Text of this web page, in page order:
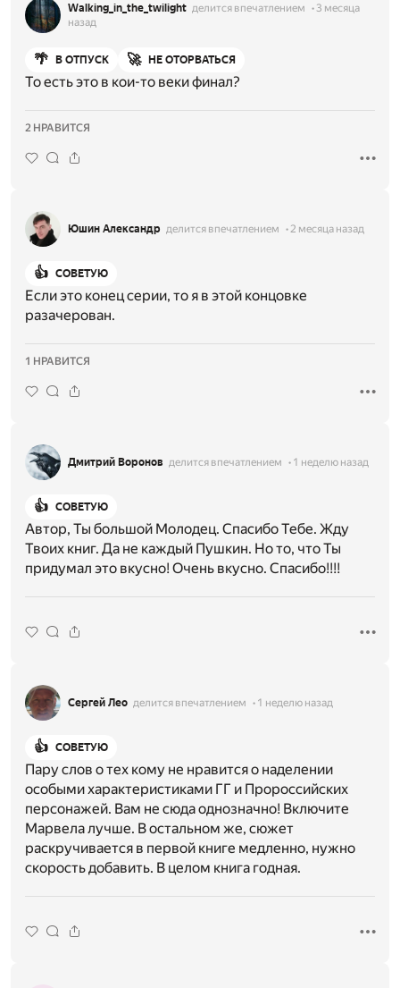
Walking_in_the_twilight делится впечатлением
3 месяца
назад
🌴 В ОТПУСК 🚀 НЕ ОТОРВАТЬСЯ
То есть это в кои-то веки финал?
2 НРАВИТСЯ
Юшин Александр делится впечатлением 2 месяца назад
👍 СОВЕТУЮ
Если это конец серии, то я в этой концовке
разачерован.
1 НРАВИТСЯ
Дмитрий Воронов делится впечатлением 1 неделю назад
👍 СОВЕТУЮ
Автор, Ты большой Молодец. Спасибо Тебе. Жду
Твоих книг. Да не каждый Пушкин. Но то, что Ты
придумал это вкусно! Очень вкусно. Спасибо!!!!
Сергей Лео делится впечатлением 1 неделю назад
👍 СОВЕТУЮ
Пару слов о тех кому не нравится о наделении
особыми характеристиками ГГ и Пророссийских
персонажей. Вам не сюда однозначно! Включите
Марвела лучше. В остальном же, сюжет
раскручивается в первой книге медленно, нужно
скорость добавить. В целом книга годная.